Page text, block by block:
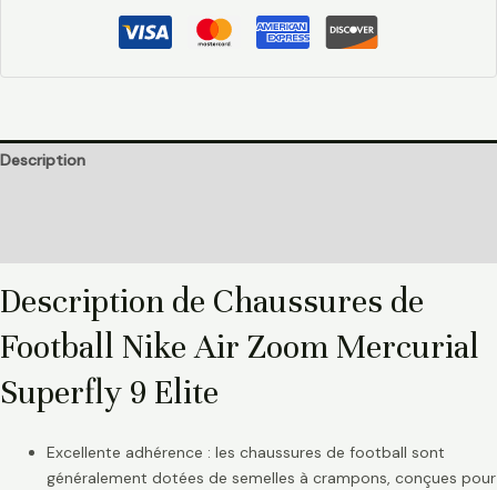
Description
Description de Chaussures de
Football Nike Air Zoom Mercurial
Superfly 9 Elite
Excellente adhérence : les chaussures de football sont
généralement dotées de semelles à crampons, conçues pour